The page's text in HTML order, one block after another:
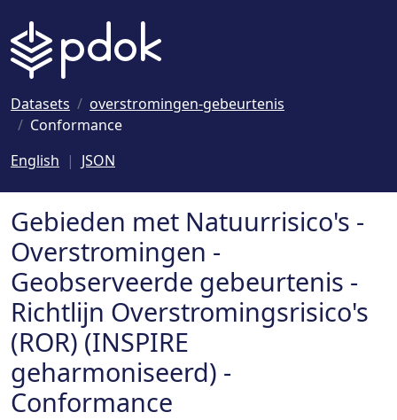
Datasets
overstromingen-gebeurtenis
Conformance
English
JSON
Gebieden met Natuurrisico's -
Overstromingen -
Geobserveerde gebeurtenis -
Richtlijn Overstromingsrisico's
(ROR) (INSPIRE
geharmoniseerd) -
Conformance